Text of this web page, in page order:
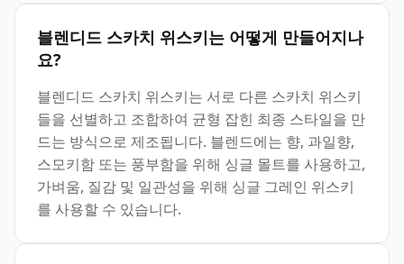
블렌디드 스카치 위스키는 어떻게 만들어지나
요?
블렌디드 스카치 위스키는 서로 다른 스카치 위스키
들을 선별하고 조합하여 균형 잡힌 최종 스타일을 만
드는 방식으로 제조됩니다. 블렌드에는 향, 과일향,
스모키함 또는 풍부함을 위해 싱글 몰트를 사용하고,
가벼움, 질감 및 일관성을 위해 싱글 그레인 위스키
를 사용할 수 있습니다.